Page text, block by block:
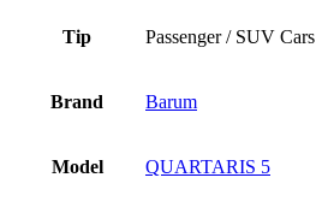
Tip Passenger / SUV Cars
Brand Barum
Model QUARTARIS 5